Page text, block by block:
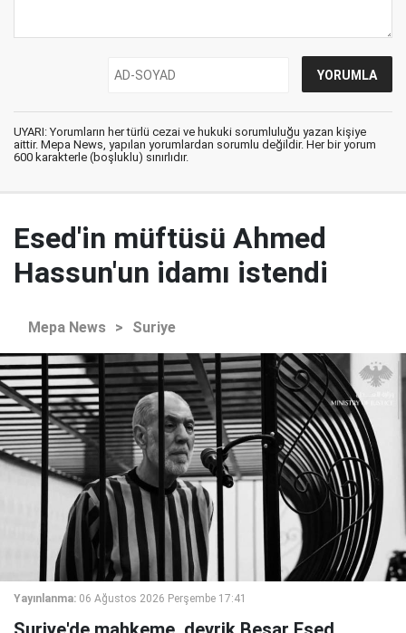
UYARI: Yorumların her türlü cezai ve hukuki sorumluluğu yazan kişiye
aittir. Mepa News, yapılan yorumlardan sorumlu değildir. Her bir yorum
600 karakterle (boşluklu) sınırlıdır.
Esed'in müftüsü Ahmed
Hassun'un idamı istendi
Mepa News > Suriye
Yayınlanma: 06 Ağustos 2026 Perşembe 17:41